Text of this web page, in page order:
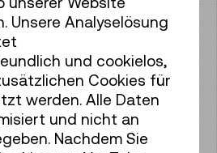
waren.
zeigt sich, warum
fürchterlich
wie heute ein Flug
Museum warten
Hochräder, die ersten
– und vieles mehr!
Unsere Analyselösung
und cookielos,
Cookies für
werden. Alle Daten
und nicht an
Nachdem Sie